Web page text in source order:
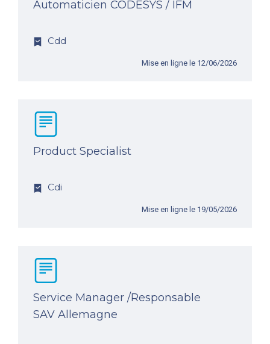
Automaticien CODESYS / IFM
Cdd
Mise en ligne le 12/06/2026
Product Specialist
Cdi
Mise en ligne le 19/05/2026
Service Manager /Responsable
SAV Allemagne